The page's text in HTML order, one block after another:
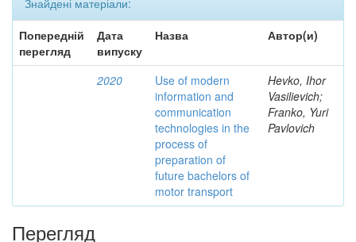
Знайдені матеріали:
Попередній
перегляд
Дата
випуску
Назва Автор(и)
2020
Use of modern
information and
communication
technologies in the
process of
preparation of
future bachelors of
motor transport
Hevko, Ihor
Vasilievich;
Franko, Yuri
Pavlovich
Перегляд